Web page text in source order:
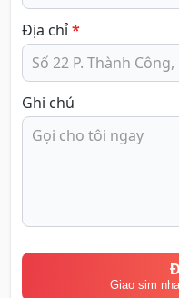
Địa chỉ*
Ghi chú
Giao sim